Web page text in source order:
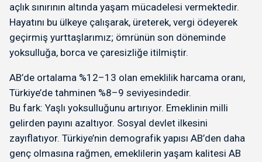
açlık sınırının altında yaşam mücadelesi vermektedir.
Hayatını bu ülkeye çalışarak, üreterek, vergi ödeyerek
geçirmiş yurttaşlarımız; ömrünün son döneminde
yoksulluğa, borca ve çaresizliğe itilmiştir.
AB’de ortalama %12–13 olan emeklilik harcama oranı,
Türkiye’de tahminen %8–9 seviyesindedir.
Bu fark: Yaşlı yoksulluğunu artırıyor. Emeklinin milli
gelirden payını azaltıyor. Sosyal devlet ilkesini
zayıflatıyor. Türkiye’nin demografik yapısı AB’den daha
genç olmasına rağmen, emeklilerin yaşam kalitesi AB